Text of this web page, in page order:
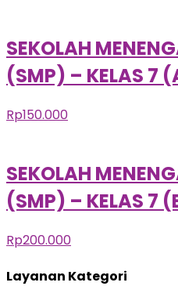
SEKOLAH
(SMP) – KELAS 7
Rp150.000
SEKOLAH
(SMP) – KELAS 7
Rp200.000
Layanan Kategori